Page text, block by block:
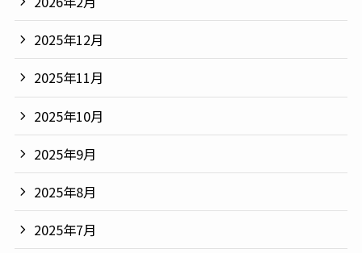
2025年12月
2025年11月
2025年10月
2025年9月
2025年8月
2025年7月